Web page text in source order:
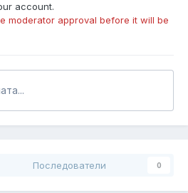
account.
moderator approval before it will be
Последователи 0